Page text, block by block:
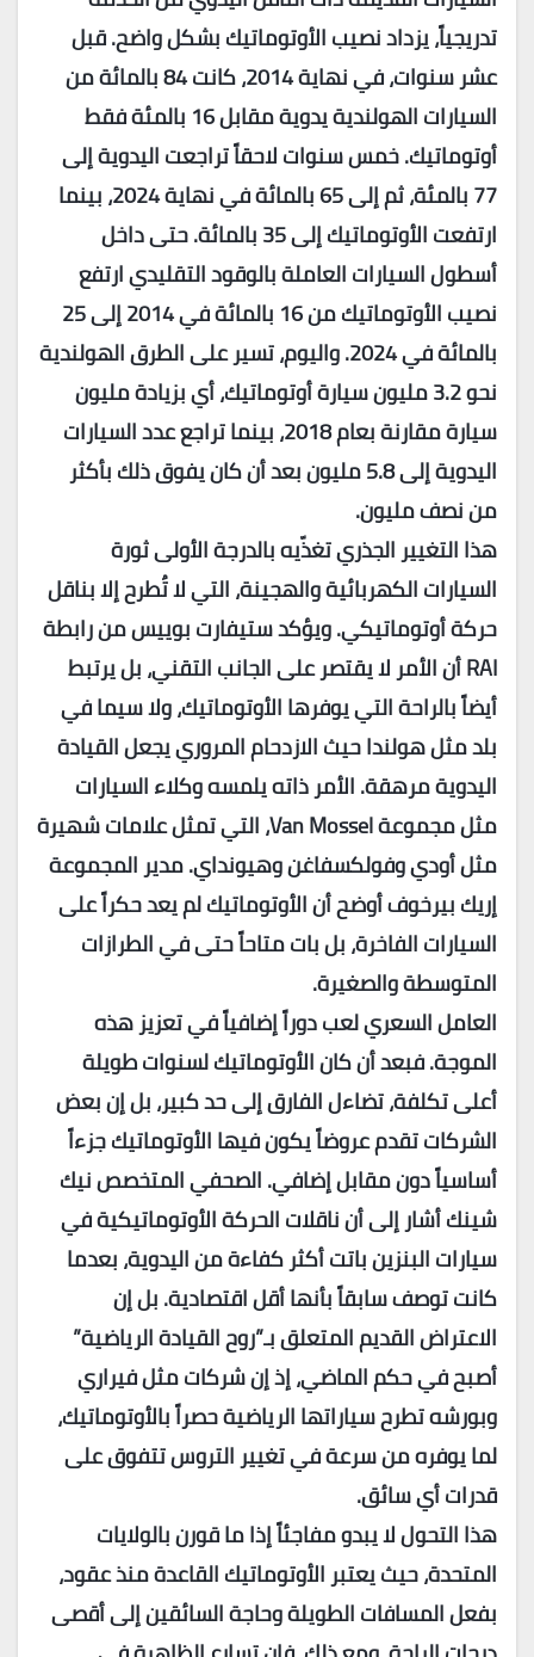
تدريجياً، يزداد نصيب الأوتوماتيك بشكل واضح. قبل
عشر سنوات، في نهاية 2014، كانت 84 بالمائة من
السيارات الهولندية يدوية مقابل 16 بالمئة فقط
أوتوماتيك. خمس سنوات لاحقاً تراجعت اليدوية إلى
77 بالمئة، ثم إلى 65 بالمائة في نهاية 2024، بينما
ارتفعت الأوتوماتيك إلى 35 بالمائة. حتى داخل
أسطول السيارات العاملة بالوقود التقليدي ارتفع
نصيب الأوتوماتيك من 16 بالمائة في 2014 إلى 25
بالمائة في 2024. واليوم، تسير على الطرق الهولندية
نحو 3.2 مليون سيارة أوتوماتيك، أي بزيادة مليون
سيارة مقارنة بعام 2018، بينما تراجع عدد السيارات
اليدوية إلى 5.8 مليون بعد أن كان يفوق ذلك بأكثر
من نصف مليون.
هذا التغيير الجذري تغذّيه بالدرجة الأولى ثورة
السيارات الكهربائية والهجينة، التي لا تُطرح إلا بناقل
حركة أوتوماتيكي. ويؤكد ستيفارت بوييس من رابطة
RAIأن الأمر لا يقتصر على الجانب التقني، بل يرتبط
أيضاً بالراحة التي يوفرها الأوتوماتيك، ولا سيما في
بلد مثل هولندا حيث الازدحام المروري يجعل القيادة
اليدوية مرهقة. الأمر ذاته يلمسه وكلاء السيارات
مثل مجموعةVan Mossel، التي تمثل علامات شهيرة
مثل أودي وفولكسفاغن وهيونداي. مدير المجموعة
إريك بيرخوف أوضح أن الأوتوماتيك لم يعد حكراً على
السيارات الفاخرة، بل بات متاحاً حتى في الطرازات
المتوسطة والصغيرة.
العامل السعري لعب دوراً إضافياً في تعزيز هذه
الموجة. فبعد أن كان الأوتوماتيك لسنوات طويلة
أعلى تكلفة، تضاءل الفارق إلى حد كبير، بل إن بعض
الشركات تقدم عروضاً يكون فيها الأوتوماتيك جزءاً
أساسياً دون مقابل إضافي. الصحفي المتخصص نيك
شينك أشار إلى أن ناقلات الحركة الأوتوماتيكية في
سيارات البنزين باتت أكثر كفاءة من اليدوية، بعدما
كانت توصف سابقاً بأنها أقل اقتصادية. بل إن
الاعتراض القديم المتعلق بـ”روح القيادة الرياضية”
أصبح في حكم الماضي، إذ إن شركات مثل فيراري
وبورشه تطرح سياراتها الرياضية حصراً بالأوتوماتيك،
لما يوفره من سرعة في تغيير التروس تتفوق على
قدرات أي سائق.
هذا التحول لا يبدو مفاجئاً إذا ما قورن بالولايات
المتحدة، حيث يعتبر الأوتوماتيك القاعدة منذ عقود،
بفعل المسافات الطويلة وحاجة السائقين إلى أقصى